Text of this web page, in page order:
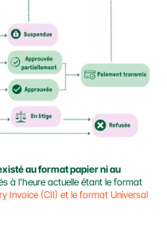
au format papier ni au
à l’heure actuelle étant le format
Invoice (CII) et le format Universal